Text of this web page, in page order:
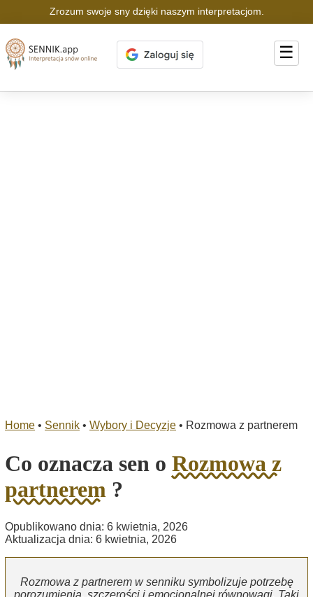
Zrozum swoje sny dzięki naszym interpretacjom.
☰
Home • Sennik • Wybory i Decyzje • Rozmowa z partnerem
Co oznacza sen o Rozmowa z
partnerem ?
Opublikowano dnia: 6 kwietnia, 2026
Aktualizacja dnia: 6 kwietnia, 2026
Rozmowa z partnerem w senniku symbolizuje potrzebę
porozumienia, szczerości i emocjonalnej równowagi. Taki